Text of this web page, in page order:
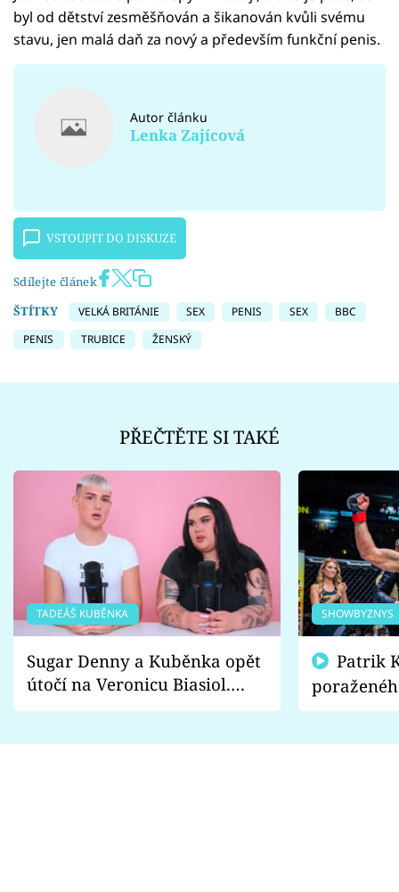
byl od dětství zesměšňován a šikanován kvůli svému
stavu, jen malá daň za nový a především funkční penis.
Autor článku
Lenka Zajícová
VSTOUPIT DO DISKUZE
Sdílejte článek
ŠTÍTKY
VELKÁ BRITÁNIE SEX PENIS SEX
BBC
PENIS
TRUBICE ŽENSKÝ
PŘEČTĚTE SI TAKÉ
TADEÁŠ KUBĚNKA
Sugar Denny a Kuběnka opět
útočí na Veronicu Biasiol.
Proč je podle nich falešná a
SHOWBYZNYS
fanoušci